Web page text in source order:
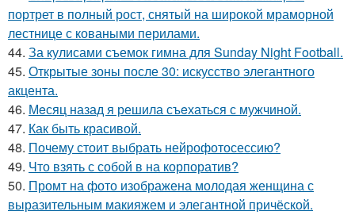
портрет в полный рост, снятый на широкой мраморной
лестнице с коваными перилами.
44. За кулисами съемок гимна для Sunday Night Football.
45. Открытые зоны после 30: искусство элегантного
акцента.
46. Мeсяц назад я решила съeхаться с мужчиной.
47. Как быть красивой.
48. Почему стоит выбрать нейрофотосессию?
49. Что взять с собой в на корпоратив?
50. Промт на фото изображена молодая женщина с
выразительным макияжем и элегантной причёской.